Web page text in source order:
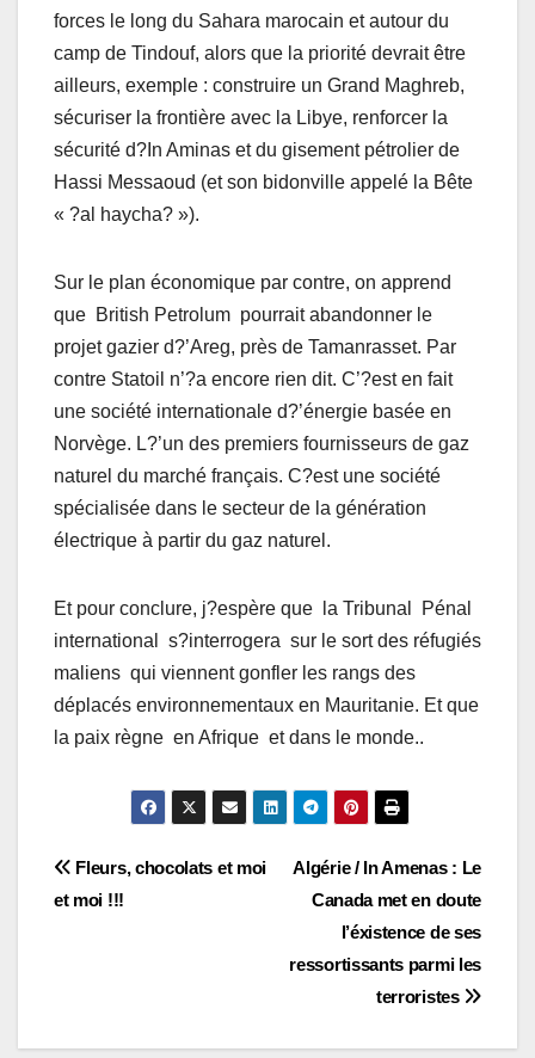
forces le long du Sahara marocain et autour du
camp de Tindouf, alors que la priorité devrait être
ailleurs, exemple : construire un Grand Maghreb,
sécuriser la frontière avec la Libye, renforcer la
sécurité d?In Aminas et du gisement pétrolier de
Hassi Messaoud (et son bidonville appelé la Bête
« ?al haycha? »).
Sur le plan économique par contre, on apprend
que British Petrolum pourrait abandonner le
projet gazier d?’Areg, près de Tamanrasset. Par
contre Statoil n’?a encore rien dit. C’?est en fait
une société internationale d?’énergie basée en
Norvège. L?’un des premiers fournisseurs de gaz
naturel du marché français. C?est une société
spécialisée dans le secteur de la génération
électrique à partir du gaz naturel.
Et pour conclure, j?espère que la Tribunal Pénal
international s?interrogera sur le sort des réfugiés
maliens qui viennent gonfler les rangs des
déplacés environnementaux en Mauritanie. Et que
la paix règne en Afrique et dans le monde..
Navigation
Algérie / In Amenas : Le
Canada met en doute
l’éxistence de ses
ressortissants parmi les
terroristes
Fleurs, chocolats et moi
et moi !!!